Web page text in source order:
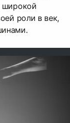
широкой
роли в век,